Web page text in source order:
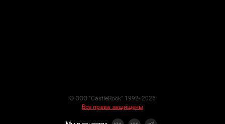
© ООО "CastleRock" 1992- 2026
Все права защищены